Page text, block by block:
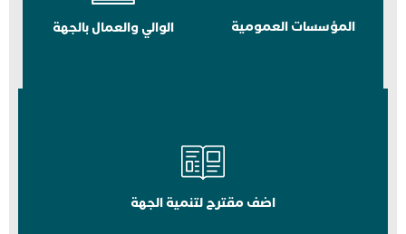
المؤسسات العمومية الوالي والعمال بالجهة
اضف مقترح لتنمية الجهة